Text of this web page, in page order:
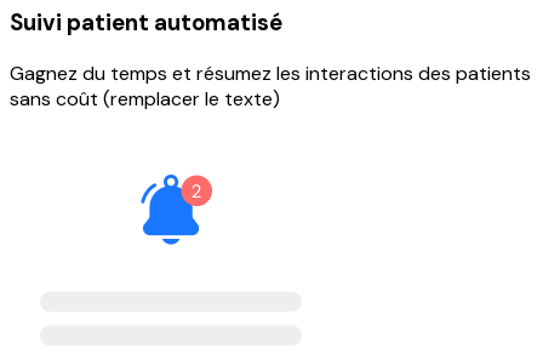
Suivi patient automatisé
Gagnez du temps et résumez les interactions des patients
sans coût (remplacer le texte)